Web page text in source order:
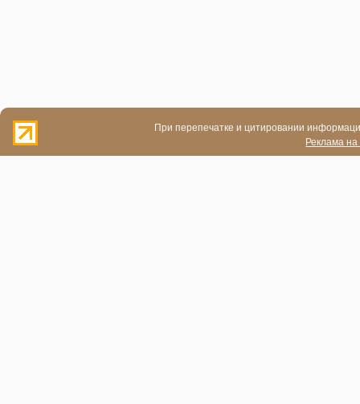
При перепечатке и цитировании
Реклама на